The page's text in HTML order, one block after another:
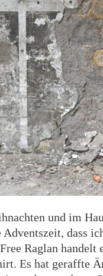
und im
dass
Raglan handelt
Es hat geraffte